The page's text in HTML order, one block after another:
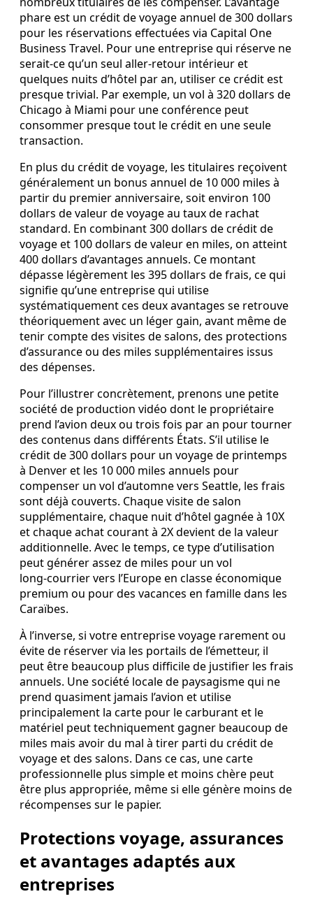
phare est un crédit de voyage annuel de 300 dollars
pour les réservations effectuées via Capital One
Business Travel. Pour une entreprise qui réserve ne
serait‑ce qu’un seul aller‑retour intérieur et
quelques nuits d’hôtel par an, utiliser ce crédit est
presque trivial. Par exemple, un vol à 320 dollars de
Chicago à Miami pour une conférence peut
consommer presque tout le crédit en une seule
transaction.
En plus du crédit de voyage, les titulaires reçoivent
généralement un bonus annuel de 10 000 miles à
partir du premier anniversaire, soit environ 100
dollars de valeur de voyage au taux de rachat
standard. En combinant 300 dollars de crédit de
voyage et 100 dollars de valeur en miles, on atteint
400 dollars d’avantages annuels. Ce montant
dépasse légèrement les 395 dollars de frais, ce qui
signifie qu’une entreprise qui utilise
systématiquement ces deux avantages se retrouve
théoriquement avec un léger gain, avant même de
tenir compte des visites de salons, des protections
d’assurance ou des miles supplémentaires issus
des dépenses.
Pour l’illustrer concrètement, prenons une petite
société de production vidéo dont le propriétaire
prend l’avion deux ou trois fois par an pour tourner
des contenus dans différents États. S’il utilise le
crédit de 300 dollars pour un voyage de printemps
à Denver et les 10 000 miles annuels pour
compenser un vol d’automne vers Seattle, les frais
sont déjà couverts. Chaque visite de salon
supplémentaire, chaque nuit d’hôtel gagnée à 10X
et chaque achat courant à 2X devient de la valeur
additionnelle. Avec le temps, ce type d’utilisation
peut générer assez de miles pour un vol
long‑courrier vers l’Europe en classe économique
premium ou pour des vacances en famille dans les
Caraïbes.
À l’inverse, si votre entreprise voyage rarement ou
évite de réserver via les portails de l’émetteur, il
peut être beaucoup plus difficile de justifier les frais
annuels. Une société locale de paysagisme qui ne
prend quasiment jamais l’avion et utilise
principalement la carte pour le carburant et le
matériel peut techniquement gagner beaucoup de
miles mais avoir du mal à tirer parti du crédit de
voyage et des salons. Dans ce cas, une carte
professionnelle plus simple et moins chère peut
être plus appropriée, même si elle génère moins de
récompenses sur le papier.
Protections voyage, assurances
et avantages adaptés aux
entreprises